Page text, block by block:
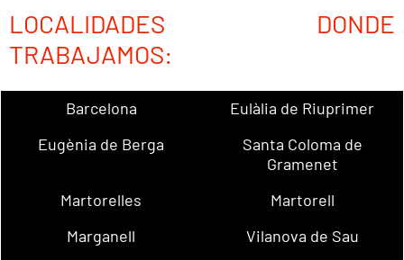
LOCALIDADES DONDE
TRABAJAMOS:
Barcelona
Eulàlia de Riuprimer
Eugènia de Berga
Santa Coloma de
Gramenet
Martorelles
Martorell
Marganell
Vilanova de Sau